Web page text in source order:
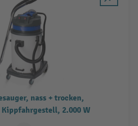
nass + trocken,
2.000 W